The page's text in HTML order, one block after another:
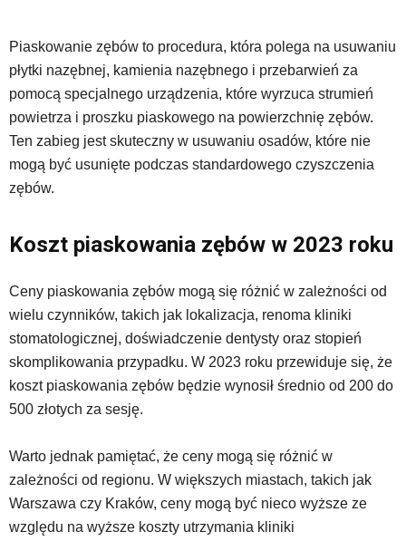
Piaskowanie zębów to procedura, która polega na usuwaniu
płytki nazębnej, kamienia nazębnego i przebarwień za
pomocą specjalnego urządzenia, które wyrzuca strumień
powietrza i proszku piaskowego na powierzchnię zębów.
Ten zabieg jest skuteczny w usuwaniu osadów, które nie
mogą być usunięte podczas standardowego czyszczenia
zębów.
Koszt piaskowania zębów w 2023 roku
Ceny piaskowania zębów mogą się różnić w zależności od
wielu czynników, takich jak lokalizacja, renoma kliniki
stomatologicznej, doświadczenie dentysty oraz stopień
skomplikowania przypadku. W 2023 roku przewiduje się, że
koszt piaskowania zębów będzie wynosił średnio od 200 do
500 złotych za sesję.
Warto jednak pamiętać, że ceny mogą się różnić w
zależności od regionu. W większych miastach, takich jak
Warszawa czy Kraków, ceny mogą być nieco wyższe ze
względu na wyższe koszty utrzymania kliniki